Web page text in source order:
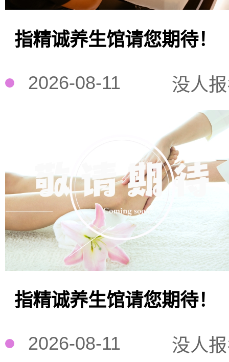
指精诚养生馆请您期待！
2026-08-11 没人
指精诚养生馆请您期待！
2026-08-11 没人